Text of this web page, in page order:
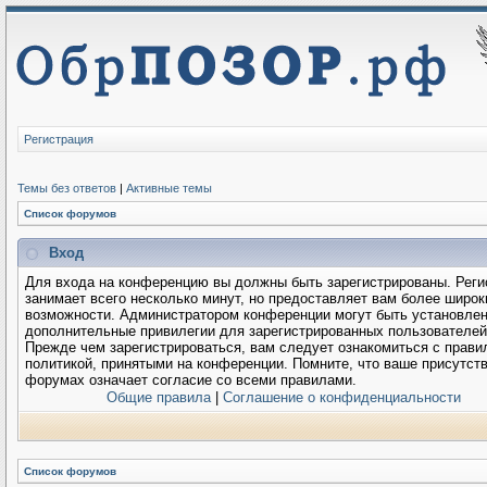
Регистрация
Темы без ответов | Активные темы
Список форумов
Вход
Для входа на конференцию вы должны быть зарегистрированы.
занимает всего несколько минут, но предоставляет вам более
возможности. Администратором конференции могут быть
дополнительные привилегии для зарегистрированных
Прежде чем зарегистрироваться, вам следует ознакомиться с
политикой, принятыми на конференции. Помните, что ваше
форумах означает согласие со всеми правилами.
Общие правила| Соглашение о конфиденциальности
Список форумов